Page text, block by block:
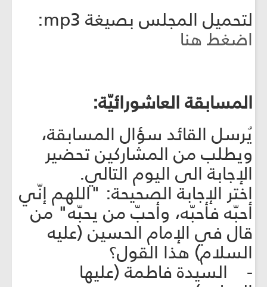
لتحميل المجلس بصيغة mp3:
اضغط هنا
المسابقة العاشورائيّة:
يُرسل القائد سؤال المسابقة،
ويطلب من المشاركين تحضير
الإجابة الى اليوم التالي.
اختر الإجابة الصحيحة: "اللهم إنّي
أحبّه فأحبّه، وأحبّ من يحبّه" من
قال في الإمام الحسين (عليه
السلام) هذا القول؟
- السيدة فاطمة (عليها